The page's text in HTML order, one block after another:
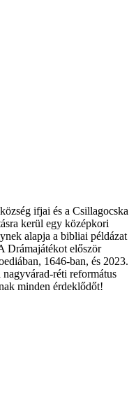
ifjai és a Csillagocska
kerül egy középkori
alapja a bibliai példázat
Drámajátékot először
1646-ban, és 2023.
réti református
minden érdeklődőt!